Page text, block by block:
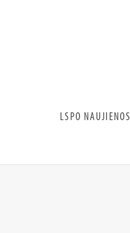
LSPO NAUJIENOS